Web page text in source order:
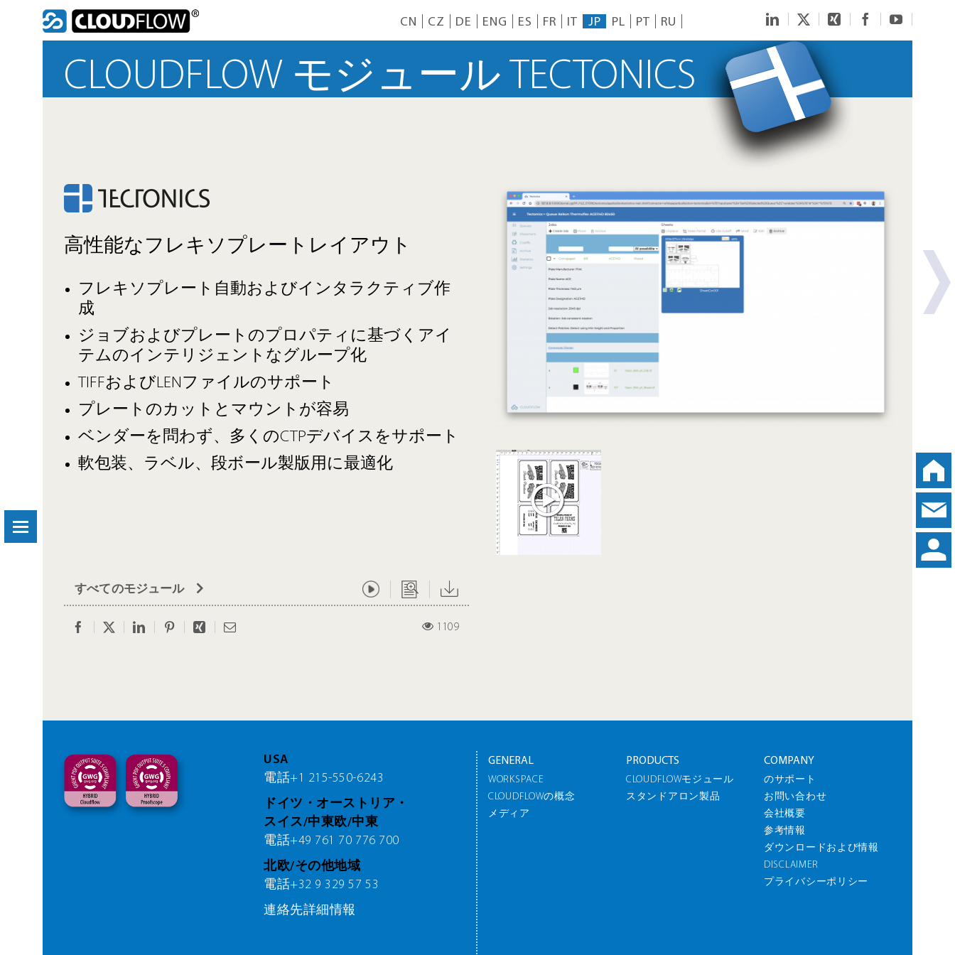
CN CZ DE ENG ES FR IT JP PL PT RU LinkedInTwitterXing Facebook
CLOUDFLOW モジュール TECTONICS
高性能なフレキソプレートレイアウト
フレキソプレート自動およびインタラクティブ作
成
ジョブおよびプレートのプロパティに基づくアイ
テムのインテリジェントなグループ化
TIFFおよびLENファイルのサポート
プレートのカットとマウントが容易
ベンダーを問わず、多くのCTPデバイスをサポート
軟包装、ラベル、段ボール製版用に最適化
すべてのモジュール
Facebook
TwitterLinkedInPinterestXing Email 1109
USA
電話+1 215-550-6243
ドイツ・オーストリア・
スイス/中東欧/中東
電話+49 761 70 776 700
北欧/その他地域
電話+32 9 329 57 53
連絡先詳細情報
GENERAL
WORKSPACE
CLOUDFLOWの概念
メディア
PRODUCTS
CLOUDFLOWモジュール
スタンドアロン製品
COMPANY
のサポート
お問い合わせ
会社概要
参考情報
ダウンロードおよび情報
DISCLAIMER
プライバシーポリシー